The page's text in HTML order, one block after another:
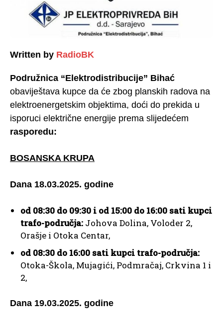
Written by RadioBK
Podružnica “Elektrodistribucije” Bihać
obaviještava kupce da će zbog planskih radova na
elektroenergetskim objektima, doći do prekida u
isporuci električne energije prema slijedećem
rasporedu:
BOSANSKA KRUPA
Dana 18.03.2025. godine
od 08:30 do 09:30 i od 15:00 do 16:00 sati kupci
trafo-područja: Johova Dolina, Voloder 2,
Orašje i Otoka Centar,
od 08:30 do 16:00 sati kupci trafo-područja:
Otoka-Škola, Mujagići, Podmračaj, Crkvina 1 i
2,
Dana 19.03.2025. godine